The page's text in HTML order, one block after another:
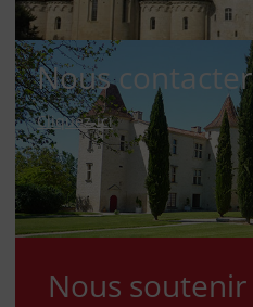
Nous contacter
Cliquez-ici
Nous soutenir